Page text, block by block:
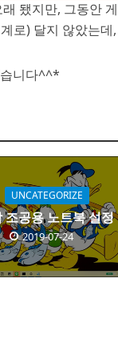
됐지만, 그동안
로) 달지 않았는
니다^^*
UNCATEGORIZE
조공용 노트북 설정
2019-07-24